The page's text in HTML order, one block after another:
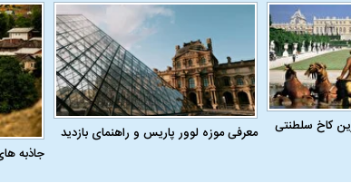
کاخ سلطنتی
معرفی موزه لوور پاریس و راهنمای بازدید
جاذبه